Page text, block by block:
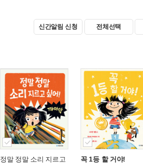
신간알림 신청 전체선택
정말 정말 소리 지르고
꼭 1등 할 거야!